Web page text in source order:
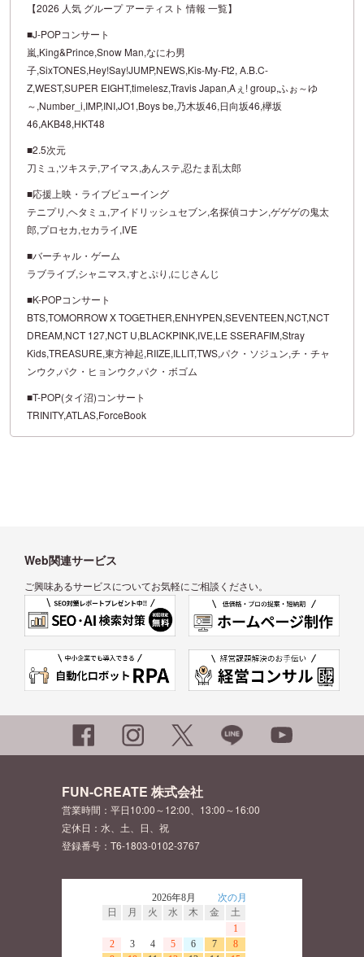
【2026 人気 グループ アーティスト 情報 一覧】
■J-POPコンサート
嵐,King&Prince,Snow Man,なにわ男
子,SixTONES,Hey!Say!JUMP,NEWS,Kis-My-Ft2, A.B.C-
Z,WEST,SUPER EIGHT,timelesz,Travis Japan,Aぇ! group,ふぉ～ゆ
～,Number_i,IMP,INI,JO1,Boys be,乃木坂46,日向坂46,欅坂
46,AKB48,HKT48
■2.5次元
刀ミュ,ツキステ,アイマス,あんステ,忍たま乱太郎
■応援上映・ライブビューイング
テニプリ,ヘタミュ,アイドリッシュセブン,名探偵コナン,ゲゲゲの鬼太
郎,プロセカ,セカライ,IVE
■バーチャル・ゲーム
ラブライブ,シャニマス,すとぷり,にじさんじ
■K-POPコンサート
BTS,TOMORROW X TOGETHER,ENHYPEN,SEVENTEEN,NCT,NCT
DREAM,NCT 127,NCT U,BLACKPINK,IVE,LE SSERAFIM,Stray
Kids,TREASURE,東方神起,RIIZE,ILLIT,TWS,パク・ソジュン,チ・チャ
ンウク,パク・ヒョンウク,パク・ボゴム
■T-POP(タイ沼)コンサート
TRINITY,ATLAS,ForceBook
Web関連サービス
ご興味あるサービスについてお気軽にご相談ください。
FUN-CREATE 株式会社
営業時間：平日10:00～12:00、13:00～16:00
定休日：水、土、日、祝
登録番号：T6-1803-0102-3767